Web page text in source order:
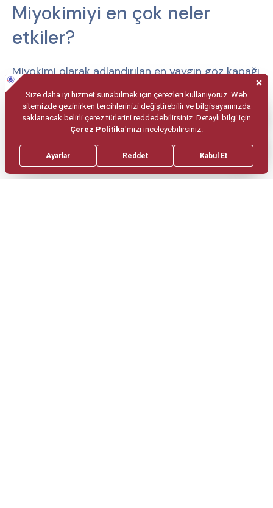
Miyokimiyi en çok neler
etkiler?
Miyokimi olarak adlandırılan en yaygın göz kapağı
seğirmesi aşağıdakiler tarafından tetiklenebilir:
Parlak ışık
Kafein fazlalığı
Alkol alımı